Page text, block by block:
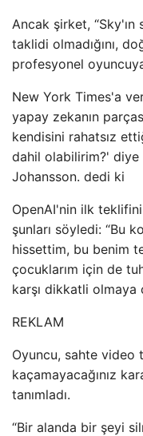
Ancak şirket,
taklidi olmadığını,
profesyonel
New York Times'a
yapay zekanın
kendisini rahatsız
dahil olabilirim?' diye
Johansson. dedi ki
OpenAI'nin ilk
şunları söyledi: “Bu
hissettim, bu benim
çocuklarım için de
karşı dikkatli olmaya
REKLAM
Oyuncu, sahte video
kaçamayacağınız
tanımladı.
“Bir alanda bir şeyi